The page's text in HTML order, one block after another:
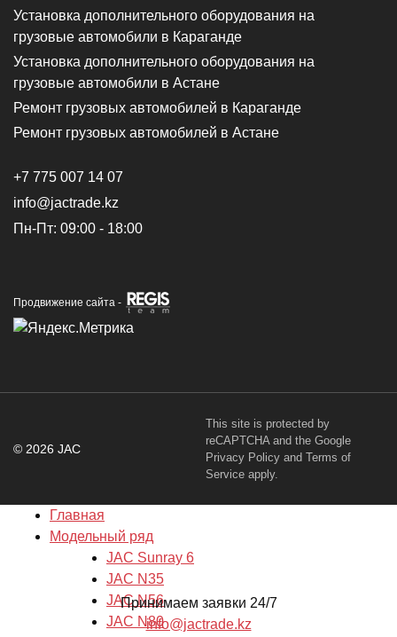
Установка дополнительного оборудования на
грузовые автомобили в Караганде
Установка дополнительного оборудования на
грузовые автомобили в Астане
Ремонт грузовых автомобилей в Караганде
Ремонт грузовых автомобилей в Астане
+7 775 007 14 07
info@jactrade.kz
Пн-Пт: 09:00 - 18:00
Продвижение сайта -
© 2026 JAC
This site is protected by
reCAPTCHA and the Google
Privacy Policy and Terms of
Service apply.
Главная
Модельный ряд
JAC Sunray 6
JAC N35
JAC N56
JAC N80
Принимаем заявки 24/7
info@jactrade.kz